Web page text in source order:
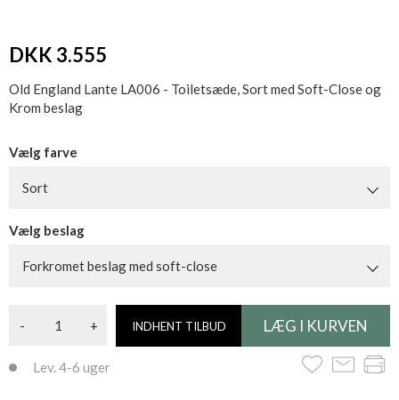
DKK 3.555
Old England Lante LA006 - Toiletsæde, Sort med Soft-Close og
Krom beslag
Vælg farve
Sort
Vælg beslag
Forkromet beslag med soft-close
- + INDHENT TILBUD
Lev. 4-6 uger